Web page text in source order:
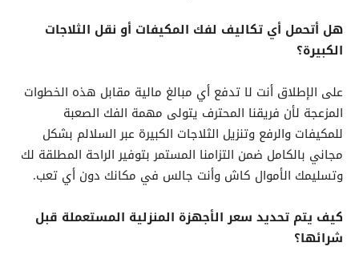
هل أتحمل أي تكاليف لفك المكيفات أو نقل الثلاجات
الكبيرة؟
على الإطلاق أنت لا تدفع أي مبالغ مالية مقابل هذه الخطوات
المزعجة لأن فريقنا المحترف يتولى مهمة الفك الصعبة
للمكيفات والرفع وتنزيل الثلاجات الكبيرة عبر السلالم بشكل
مجاني بالكامل ضمن التزامنا المستمر بتوفير الراحة المطلقة لك
وتسليمك الأموال كاش وأنت جالس في مكانك دون أي تعب.
كيف يتم تحديد سعر الأجهزة المنزلية المستعملة قبل
شرائها؟